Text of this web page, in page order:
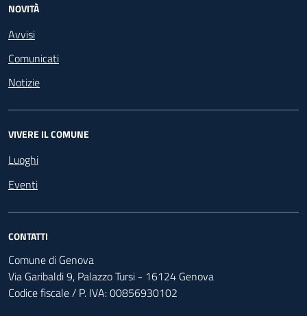
NOVITÀ
Avvisi
Comunicati
Notizie
VIVERE IL COMUNE
Luoghi
Eventi
CONTATTI
Comune di Genova
Via Garibaldi 9, Palazzo Tursi - 16124 Genova
Codice fiscale / P. IVA: 00856930102